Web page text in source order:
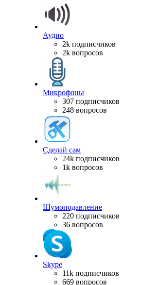
Аудио
2k подписчиков
2k вопросов
Микрофоны
307 подписчиков
248 вопросов
Сделай сам
24k подписчиков
1k вопросов
Шумоподавление
220 подписчиков
36 вопросов
Skype
11k подписчиков
669 вопросов